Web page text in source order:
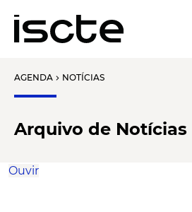
AGENDA chevron_right NOTÍCIAS
Arquivo de Notícias
Ouvir